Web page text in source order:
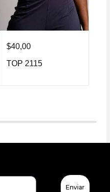
$40,00
TOP 2115
Enviar